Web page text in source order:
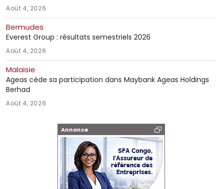
Annonce
Août 4, 2026
Bermudes
Everest Group : résultats semestriels 2026
Août 4, 2026
Malaisie
Ageas cède sa participation dans Maybank Ageas Holdings
Berhad
Août 4, 2026